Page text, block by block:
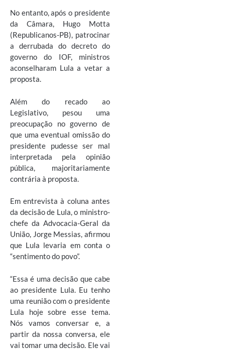
No entanto, após o presidente
da Câmara, Hugo Motta
(Republicanos-PB), patrocinar
a derrubada do decreto do
governo do IOF, ministros
aconselharam Lula a vetar a
proposta.
Além do recado ao
Legislativo, pesou uma
preocupação no governo de
que uma eventual omissão do
presidente pudesse ser mal
interpretada pela opinião
pública, majoritariamente
contrária à proposta.
Em entrevista à coluna antes
da decisão de Lula, o ministro-
chefe da Advocacia-Geral da
União, Jorge Messias, afirmou
que Lula levaria em conta o
“sentimento do povo”.
“Essa é uma decisão que cabe
ao presidente Lula. Eu tenho
uma reunião com o presidente
Lula hoje sobre esse tema.
Nós vamos conversar e, a
partir da nossa conversa, ele
vai tomar uma decisão. Ele vai